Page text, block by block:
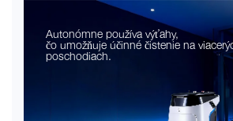
Autonómne používa výťahy,
čo umožňuje účinné čistenie na
poschodiach.